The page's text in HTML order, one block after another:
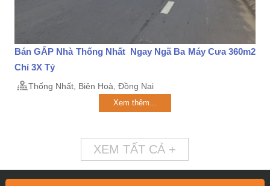
Bán GẤP Nhà Thống Nhất Ngay Ngã Ba Máy Cưa 360m2
Chỉ 3X Tỷ
Thống Nhất, Biên Hoà, Đồng Nai
Xem thêm...
XEM TẤT CẢ +